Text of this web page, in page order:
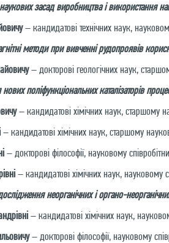
засад виробництва і використання
– кандидатові технічних наук,
методи при вивченні рудопроявів
– докторові геологічних наук,
поліфункціональних каталізаторів
– кандидатові хімічних наук, старшому
– кандидатові хімічних наук, старшому
– докторові філософії, науковому
– кандидатові хімічних наук, науковому
неорганічних і органо-
– кандидатові хімічних наук,
– докторові філософії, науковому